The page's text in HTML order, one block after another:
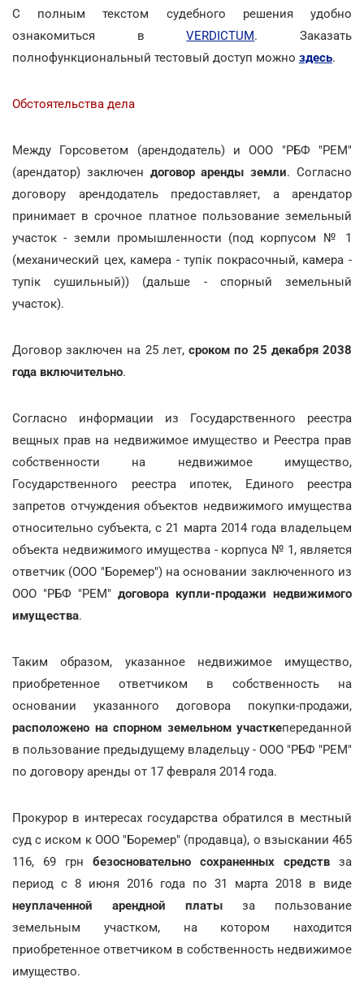
С полным текстом судебного решения удобно
ознакомиться вVERDICTUM. Заказать
полнофункциональный тестовый доступ можно здесь.
Обстоятельства дела
Между Горсоветом (арендодатель) и ООО "РБФ "РЕМ"
(арендатор) заключен договор аренды земли. Согласно
договору арендодатель предоставляет, а арендатор
принимает в срочное платное пользование земельный
участок - земли промышленности (под корпусом № 1
(механический цех, камера - тупік покрасочный, камера -
тупік сушильный)) (дальше - спорный земельный
участок).
Договор заключен на 25 лет,сроком по 25 декабря 2038
года включительно.
Согласно информации из Государственного реестра
вещных прав на недвижимое имущество и Реестра прав
собственности на недвижимое имущество,
Государственного реестра ипотек, Единого реестра
запретов отчуждения объектов недвижимого имущества
относительно субъекта, с 21 марта 2014 года владельцем
объекта недвижимого имущества - корпуса № 1, является
ответчик (ООО "Боремер") на основании заключенного из
ООО "РБФ "РЕМ" договора купли-продажи недвижимого
имущества.
Таким образом, указанное недвижимое имущество,
приобретенное ответчиком в собственность на
основании указанного договора покупки-продажи,
расположено на спорном земельном участкепереданной
в пользование предыдущему владельцу - ООО "РБФ "РЕМ"
по договору аренды от 17 февраля 2014 года.
Прокурор в интересах государства обратился в местный
суд с иском к ООО "Боремер" (продавца), о взыскании 465
116, 69 грн безосновательно сохраненных средств за
период с 8 июня 2016 года по 31 марта 2018 в виде
неуплаченной арендной платы за пользование
земельным участком, на котором находится
приобретенное ответчиком в собственность недвижимое
имущество.